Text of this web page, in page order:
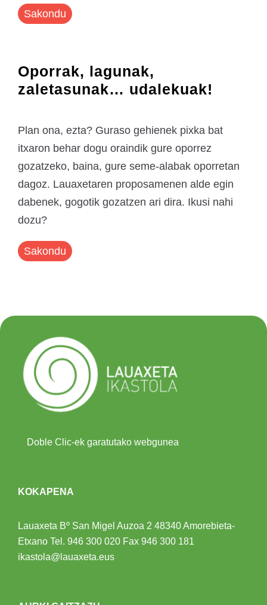
Sakondu
Oporrak, lagunak,
zaletasunak… udalekuak!
Plan ona, ezta? Guraso gehienek pixka bat
itxaron behar dogu oraindik gure oporrez
gozatzeko, baina, gure seme-alabak oporretan
dagoz. Lauaxetaren proposamenen alde egin
dabenek, gogotik gozatzen ari dira. Ikusi nahi
dozu?
Sakondu
Doble Clic-ek garatutako webgunea
KOKAPENA
Lauaxeta Bº San Migel Auzoa 2 48340 Amorebieta-
Etxano Tel. 946 300 020 Fax 946 300 181
ikastola@lauaxeta.eus